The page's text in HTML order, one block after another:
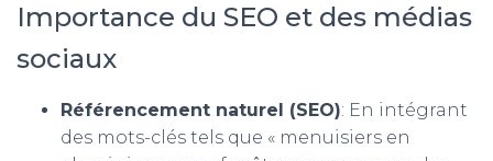
Importance du SEO et des médias
sociaux
Référencement naturel (SEO): En intégrant
des mots-clés tels que « menuisiers en